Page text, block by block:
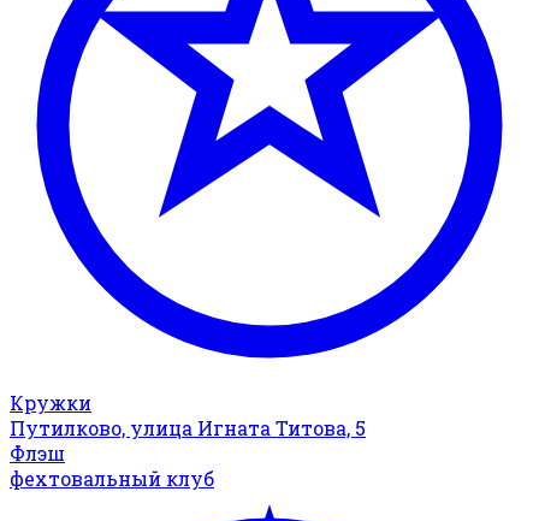
Кружки
Путилково, улица Игната Титова, 5
Флэш
фехтовальный клуб